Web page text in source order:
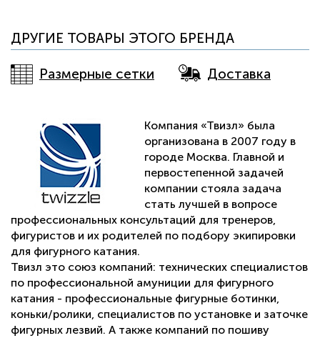
ДРУГИЕ ТОВАРЫ ЭТОГО БРЕНДА
Размерные сетки Доставка
Компания «Твизл» была
организована в 2007 году в
городе Москва. Главной и
первостепенной задачей
компании стояла задача
стать лучшей в вопросе
профессиональных консультаций для тренеров,
фигуристов и их родителей по подбору экипировки
для фигурного катания.
Твизл это союз компаний: технических специалистов
по профессиональной амуниции для фигурного
катания - профессиональные фигурные ботинки,
коньки/ролики, специалистов по установке и заточке
фигурных лезвий. А также компаний по пошиву